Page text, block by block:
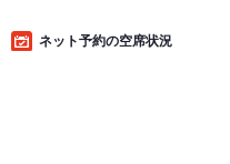
ネット予約の空席状況